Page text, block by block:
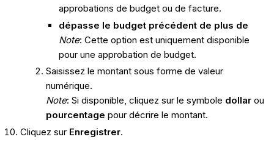
approbations de budget ou de facture.
dépasse le budget précédent de plus de
Note: Cette option est uniquement disponible
pour une approbation de budget.
Saisissez le montant sous forme de valeur
numérique.
Note: Si disponible, cliquez sur le symbole dollarou
pourcentage pour décrire le montant.
Cliquez sur Enregistrer.